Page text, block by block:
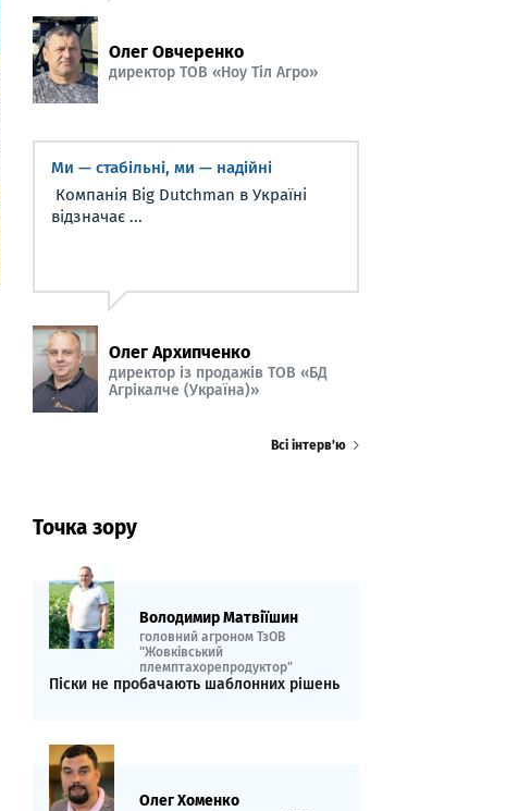
Олег Овчеренко
директор ТОВ «Ноу Тіл Агро»
Ми — стабільні, ми — надійні
Компанія Big Dutchman в Україні
відзначає ...
Олег Архипченко
директор із продажів ТОВ «БД
Агрікалче (Україна)»
Всі інтерв’ю
Точка зору
Володимир Матвіїшин
головний агроном ТзОВ
"Жовківський
племптахорепродуктор"
Піски не пробачають шаблонних рішень
Олег Хоменко